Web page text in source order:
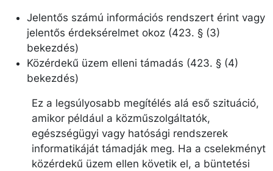
Jelentős számú információs rendszert érint vagy
jelentős érdeksérelmet okoz (423. § (3)
bekezdés)
Közérdekű üzem elleni támadás (423. § (4)
bekezdés)
Ez a legsúlyosabb megítélés alá eső szituáció,
amikor például a közműszolgáltatók,
egészségügyi vagy hatósági rendszerek
informatikáját támadják meg. Ha a cselekményt
közérdekű üzem ellen követik el, a büntetési